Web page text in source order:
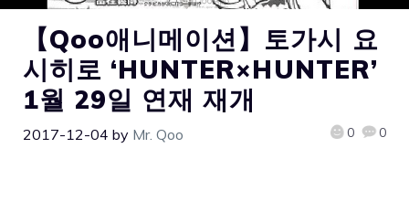
【Qoo애니메이션】토가시 요
시히로 ‘HUNTER×HUNTER’
1월 29일 연재 재개
2017-12-04 by Mr. Qoo 0 0